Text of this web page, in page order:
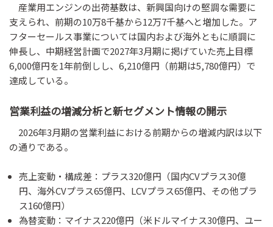
産業用エンジンの出荷基数は、新興国向けの堅調な需要に
支えられ、前期の10万8千基から12万7千基へと増加した。ア
フターセールス事業については国内および海外ともに順調に
伸長し、中期経営計画で2027年3月期に掲げていた売上目標
6,000億円を1年前倒しし、6,210億円（前期は5,780億円）で
達成している。
営業利益の増減分析と新セグメント情報の開示
2026年3月期の営業利益における前期からの増減内訳は以下
の通りである。
売上変動・構成差：プラス320億円（国内CVプラス30億
円、海外CVプラス65億円、LCVプラス65億円、その他プラ
ス160億円）
為替変動：マイナス220億円（米ドルマイナス30億円、ユー